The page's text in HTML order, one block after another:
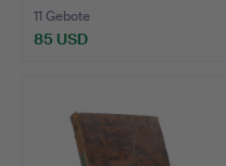
11 Gebote
85 USD